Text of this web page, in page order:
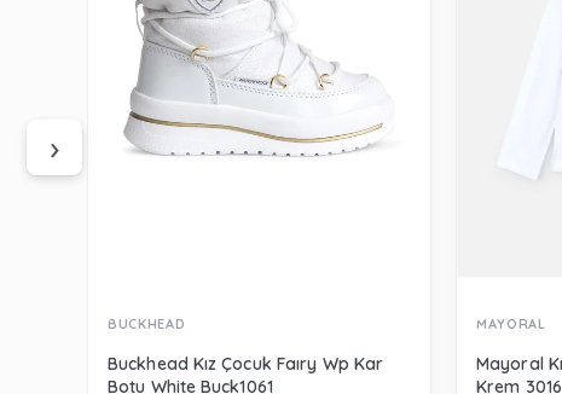
BUCKHEAD
Buckhead Kız Çocuk Faıry Wp Kar
Botu White Buck1061
MAYORAL
Mayoral
Krem 3016
‹
›